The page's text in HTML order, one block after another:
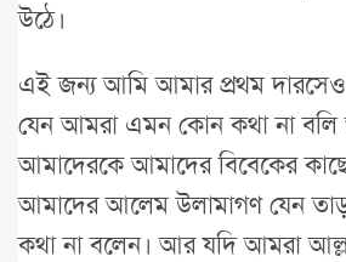
উঠে।
এই জন্য আমি আমার প্রথম দারসেও
যেন আমরা এমন কোন কথা না বলি
আমাদেরকে আমাদের বিবেকের
আমাদের আলেম উলামাগণ যেন
কথা না বলেন। আর যদি আমরা